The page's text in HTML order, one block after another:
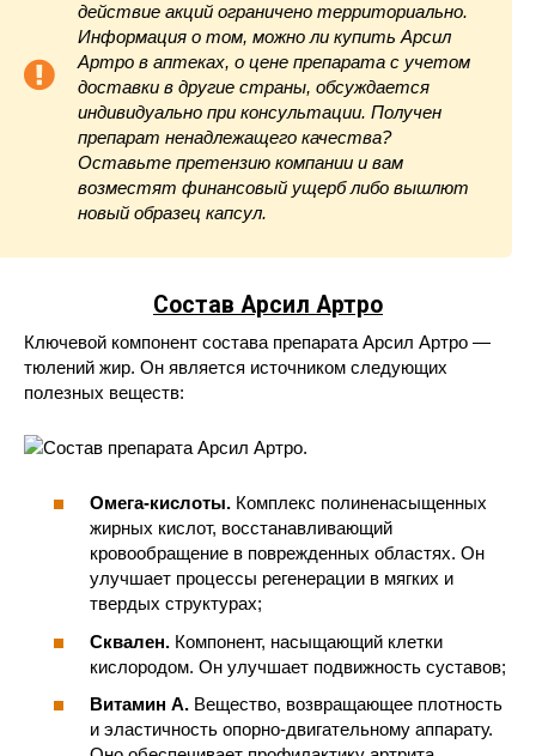
действие акций ограничено территориально.
Информация о том, можно ли купить Арсил
Артро в аптеках, о цене препарата с учетом
доставки в другие страны, обсуждается
индивидуально при консультации. Получен
препарат ненадлежащего качества?
Оставьте претензию компании и вам
возместят финансовый ущерб либо вышлют
новый образец капсул.
Состав Арсил Артро
Ключевой компонент состава препарата Арсил Артро —
тюлений жир. Он является источником следующих
полезных веществ:
Омега-кислоты. Комплекс полиненасыщенных
жирных кислот, восстанавливающий
кровообращение в поврежденных областях. Он
улучшает процессы регенерации в мягких и
твердых структурах;
Сквален. Компонент, насыщающий клетки
кислородом. Он улучшает подвижность суставов;
Витамин A. Вещество, возвращающее плотность
и эластичность опорно-двигательному аппарату.